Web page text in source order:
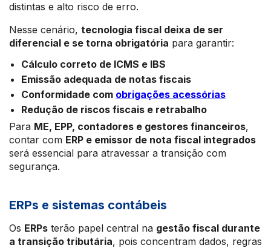
distintas e alto risco de erro.
Nesse cenário, tecnologia fiscal deixa de ser
diferencial e se torna obrigatória para garantir:
Cálculo correto de ICMS e IBS
Emissão adequada de notas fiscais
Conformidade com obrigações acessórias
Redução de riscos fiscais e retrabalho
Para ME, EPP, contadores e gestores financeiros,
contar com ERP e emissor de nota fiscal integrados
será essencial para atravessar a transição com
segurança.
ERPs e sistemas contábeis
Os ERPs terão papel central na gestão fiscal durante
a transição tributária, pois concentram dados, regras